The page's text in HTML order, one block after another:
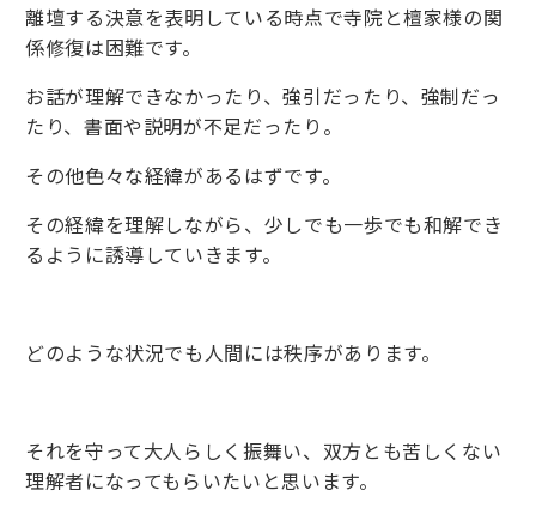
離壇する決意を表明している時点で寺院と檀家様の関
係修復は困難です。
お話が理解できなかったり、強引だったり、強制だっ
たり、書面や説明が不足だったり。
その他色々な経緯があるはずです。
その経緯を理解しながら、少しでも一歩でも和解でき
るように誘導していきます。
どのような状況でも人間には秩序があります。
それを守って大人らしく振舞い、双方とも苦しくない
理解者になってもらいたいと思います。